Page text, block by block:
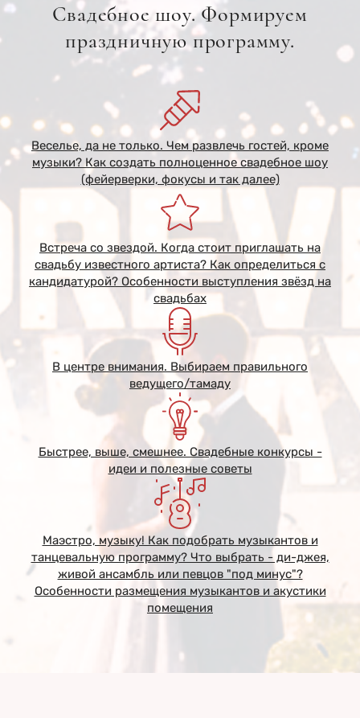
Свадебное шоу. Формируем
праздничную программу.
Веселье, да не только. Чем развлечь гостей, кроме
музыки? Как создать полноценное свадебное шоу
(фейерверки, фокусы и так далее)
Встреча со звездой. Когда стоит приглашать на
свадьбу известного артиста? Как определиться с
кандидатурой? Особенности выступления звёзд на
свадьбах
В центре внимания. Выбираем правильного
ведущего/тамаду
Быстрее, выше, смешнее. Свадебные конкурсы -
идеи и полезные советы
Маэстро, музыку! Как подобрать музыкантов и
танцевальную программу? Что выбрать - ди-джея,
живой ансамбль или певцов "под минус"?
Особенности размещения музыкантов и акустики
помещения